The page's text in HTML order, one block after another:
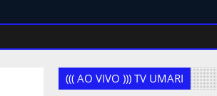
((( AO VIVO ))) TV UMARI